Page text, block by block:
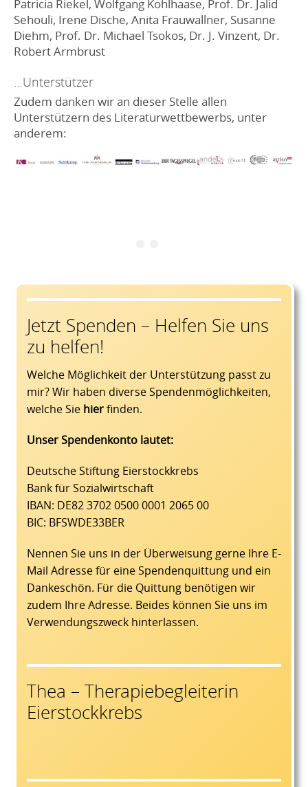
Patricia Riekel, Wolfgang Kohlhaase, Prof. Dr. Jalid
Sehouli, Irene Dische, Anita Frauwallner, Susanne
Diehm, Prof. Dr. Michael Tsokos, Dr. J. Vinzent, Dr.
Robert Armbrust
…Unterstützer
Zudem danken wir an dieser Stelle allen
Unterstützern des Literaturwettbewerbs, unter
anderem:
Jetzt Spenden – Helfen Sie uns
zu helfen!
Welche Möglichkeit der Unterstützung passt zu
mir? Wir haben diverse Spendenmöglichkeiten,
welche Sie hierfinden.
Unser Spendenkonto lautet:
Deutsche Stiftung Eierstockkrebs
Bank für Sozialwirtschaft
IBAN: DE82 3702 0500 0001 2065 00
BIC: BFSWDE33BER
Nennen Sie uns in der Überweisung gerne Ihre E-
Mail Adresse für eine Spendenquittung und ein
Dankeschön. Für die Quittung benötigen wir
zudem Ihre Adresse. Beides können Sie uns im
Verwendungszweck hinterlassen.
Thea – Therapiebegleiterin
Eierstockkrebs